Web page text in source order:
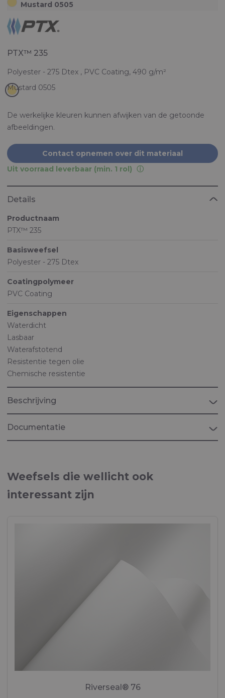
Mustard 0505
PTX™ 235
Polyester - 275 Dtex , PVC Coating, 490 g/m²
De werkelijke kleuren kunnen afwijken van de getoonde
afbeeldingen.
Contact opnemen over dit materiaal
Uit voorraad leverbaar (min. 1 rol)
Details
Productnaam
PTX™ 235
Basisweefsel
Polyester - 275 Dtex
Coatingpolymeer
PVC Coating
Eigenschappen
Waterdicht
Lasbaar
Waterafstotend
Resistentie tegen olie
Chemische resistentie
Beschrijving
Documentatie
Weefsels die wellicht ook
interessant zijn
Riverseal® 76